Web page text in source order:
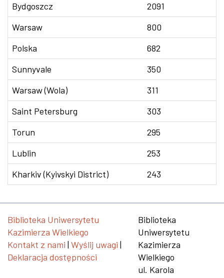
Bydgoszcz
2091
Warsaw
800
Polska
682
Sunnyvale
350
Warsaw (Wola)
311
Saint Petersburg
303
Torun
295
Lublin
253
Kharkiv (Kyivskyi District)
243
Biblioteka Uniwersytetu
Kazimierza Wielkiego
Kontakt z nami | Wyślij uwagi |
Deklaracja dostępności
Biblioteka
Uniwersytetu
Kazimierza
Wielkiego
ul. Karola